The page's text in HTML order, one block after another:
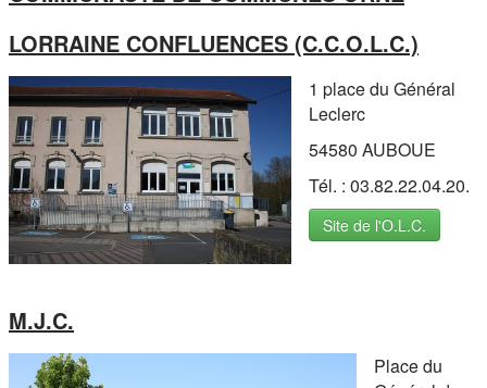
LORRAINE CONFLUENCES (C.C.O.L.C.)
1 place du Général
Leclerc
54580 AUBOUE
Tél. : 03.82.22.04.20.
Site de l'O.L.C.
M.J.C.
Place du